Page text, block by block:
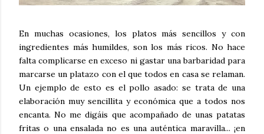
En muchas ocasiones, los platos más sencillos y con
ingredientes más humildes, son los más ricos. No hace
falta complicarse en exceso ni gastar una barbaridad para
marcarse un platazo con el que todos en casa se relaman.
Un ejemplo de esto es el pollo asado: se trata de una
elaboración muy sencillita y económica que a todos nos
encanta. No me digáis que acompañado de unas patatas
fritas o una ensalada no es una auténtica maravilla... ¡en